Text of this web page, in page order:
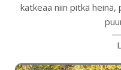
katkeaa niin pitkä